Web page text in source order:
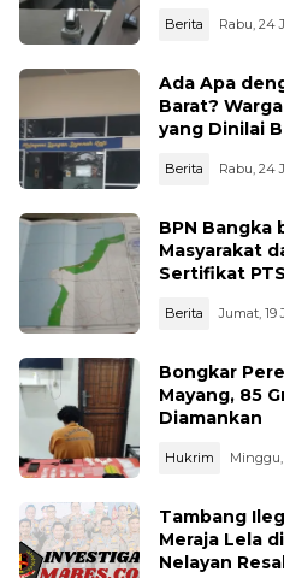
Berita Rabu, 24
Ada Apa
Barat?
yang Dinilai
Berita Rabu, 24
BPN Bangka
Masyarakat
Sertifikat
Berita Jumat, 19
Bongkar
Mayang, 85
Diamankan
Hukrim Minggu,
Tambang
Meraja Lela
Nelayan